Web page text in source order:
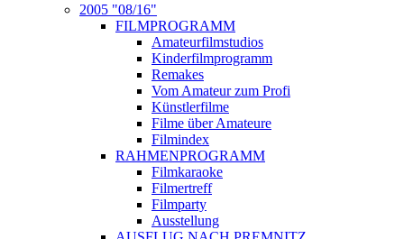
2005 "08/16"
FILMPROGRAMM
Amateurfilmstudios
Kinderfilmprogramm
Remakes
Vom Amateur zum Profi
Künstlerfilme
Filme über Amateure
Filmindex
RAHMENPROGRAMM
Filmkaraoke
Filmertreff
Filmparty
Ausstellung